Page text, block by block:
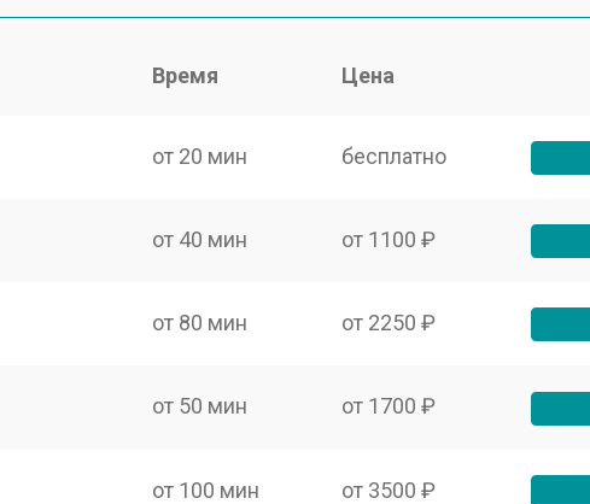
Время Цена
от 20 мин бесплатно
от 40 мин от 1100 ₽
от 80 мин от 2250 ₽
от 50 мин от 1700 ₽
от 100 мин от 3500 ₽